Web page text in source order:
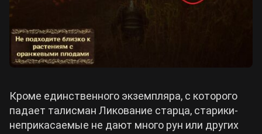
Кроме единственного экземпляра, с которого
падает талисман Ликование старца, старики-
неприкасаемые не дают много рун или других